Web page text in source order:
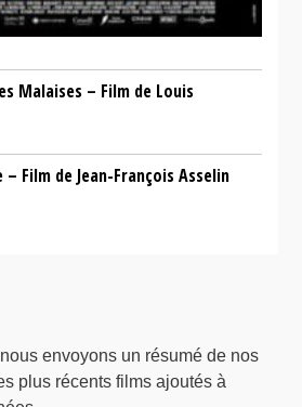
Malaises – Film de Louis
– Film de Jean-François Asselin
envoyons un résumé de nos
plus récents films ajoutés à